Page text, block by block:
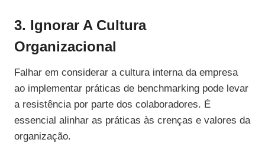
3. Ignorar A Cultura
Organizacional
Falhar em considerar a cultura interna da empresa
ao implementar práticas de benchmarking pode levar
a resistência por parte dos colaboradores. É
essencial alinhar as práticas às crenças e valores da
organização.